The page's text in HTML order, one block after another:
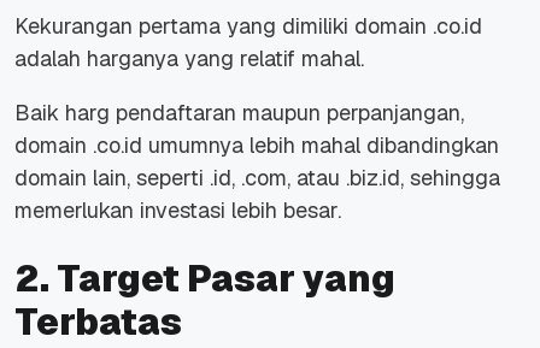
Kekurangan pertama yang dimiliki domain .co.id
adalah harganya yang relatif mahal.
Baik harg pendaftaran maupun perpanjangan,
domain .co.id umumnya lebih mahal dibandingkan
domain lain, seperti .id, .com, atau .biz.id, sehingga
memerlukan investasi lebih besar.
2. Target Pasar yang
Terbatas